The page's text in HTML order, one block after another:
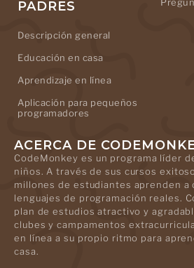
PADRES
Descripción general
Educación en casa
Aprendizaje en línea
Aplicación para pequeños
programadores
ACERCA DE
CodeMonkey es un programa líder
niños. A través de sus cursos
millones de estudiantes aprenden a
lenguajes de programación reales.
plan de estudios atractivo y
clubes y campamentos
en línea a su propio ritmo para
casa.